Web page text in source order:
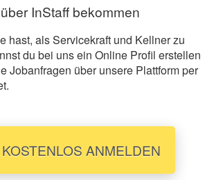
InStaff bekommen
hast, als Servicekraft und Kellner zu
du bei uns ein Online Profil erstellen
Jobanfragen über unsere Plattform per
ANMELDEN